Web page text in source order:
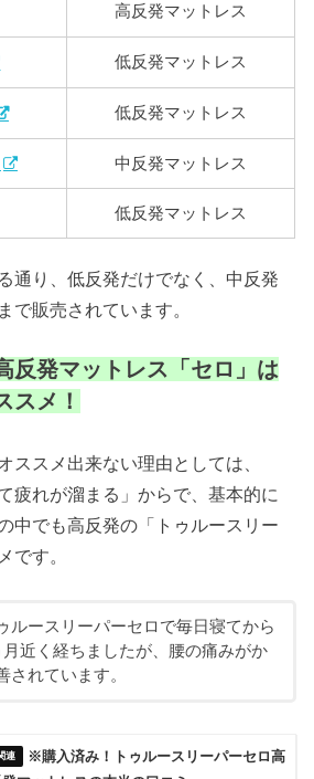
高反発マットレス
低反発マットレス
低反発マットレス
中反発マットレス
低反発マットレス
通り、低反発だけでなく、中反発
で販売されています。
反発マットレス「セロ」は
スメ！
ススメ出来ない理由としては、
疲れが溜まる」からで、基本的に
中でも高反発の「トゥルースリー
です。
ルースリーパーセロで毎日寝てから
月近く経ちましたが、腰の痛みがか
されています。
※購入済み！トゥルースリーパーセロ高